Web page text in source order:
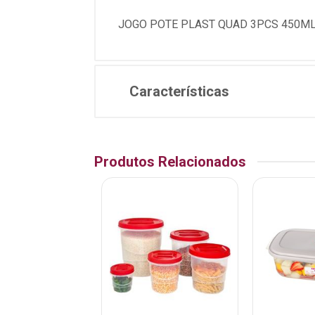
JOGO POTE PLAST QUAD 3PCS
Características
Produtos Relacionados